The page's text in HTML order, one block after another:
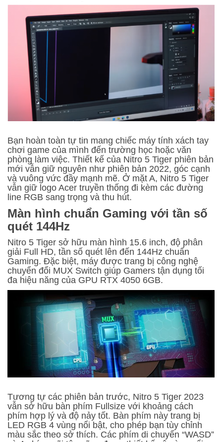
Bạn hoàn toàn tự tin mang chiếc máy tính xách tay
chơi game của mình đến trường học hoặc văn
phòng làm việc. Thiết kế của Nitro 5 Tiger phiên bản
mới vẫn giữ nguyên như phiên bản 2022, góc cạnh
và vuông vức đầy mạnh mẽ. Ở mặt A, Nitro 5 Tiger
vẫn giữ logo Acer truyền thống đi kèm các đường
line RGB sang trọng và thu hút.
Màn hình chuẩn Gaming với tần số
quét 144Hz
Nitro 5 Tiger sở hữu màn hình 15.6 inch, độ phân
giải Full HD, tần số quét lên đến 144Hz chuẩn
Gaming. Đặc biệt, máy được trang bị công nghệ
chuyển đổi MUX Switch giúp Gamers tận dụng tối
đa hiệu năng của GPU RTX 4050 6GB.
Tương tự các phiên bản trước, Nitro 5 Tiger 2023
vẫn sở hữu bàn phím Fullsize với khoảng cách
phím hợp lý và độ nảy tốt. Bàn phím này trang bị
LED RGB 4 vùng nổi bật, cho phép bạn tùy chỉnh
màu sắc theo sở thích. Các phím di chuyển “WASD”